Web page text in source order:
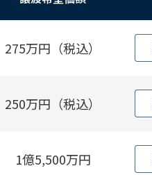
275万円（税込）
250万円（税込）
1億5,500万円